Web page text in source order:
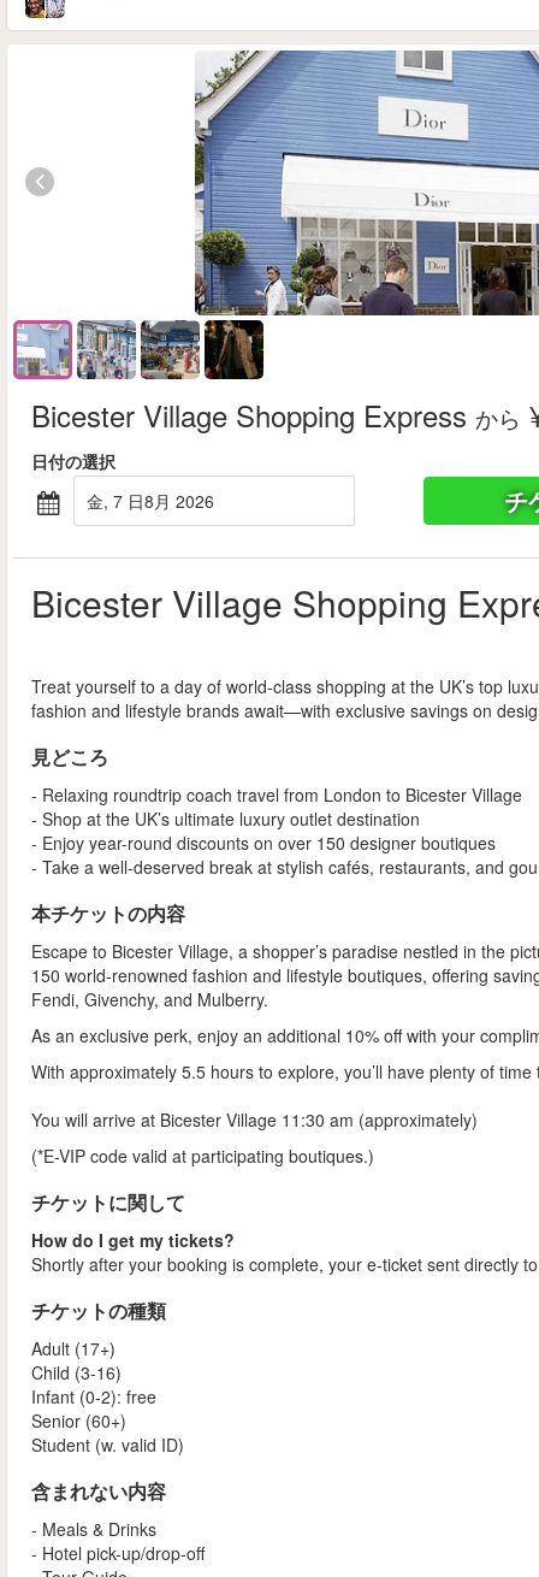
Bicester Village Shopping Express から
日付の選択
金, 7 日8月 2026
チ
Bicester Village Shopping
Treat yourself to a day of world-class shopping at the UK’s top
fashion and lifestyle brands await—with exclusive savings on
見どころ
- Relaxing roundtrip coach travel from London to Bicester Village
- Shop at the UK’s ultimate luxury outlet destination
- Enjoy year-round discounts on over 150 designer boutiques
- Take a well-deserved break at stylish cafés, restaurants, and
本チケットの内容
Escape to Bicester Village, a shopper’s paradise nestled in the
150 world-renowned fashion and lifestyle boutiques, offering
Fendi, Givenchy, and Mulberry.
As an exclusive perk, enjoy an additional 10% off with your
With approximately 5.5 hours to explore, you’ll have plenty of
You will arrive at Bicester Village 11:30 am (approximately)
(*E-VIP code valid at participating boutiques.)
チケットに関して
How do I get my tickets?
Shortly after your booking is complete, your e-ticket sent directly
チケットの種類
Adult (17+)
Child (3-16)
Infant (0-2): free
Senior (60+)
Student (w. valid ID)
含まれない内容
- Meals & Drinks
- Hotel pick-up/drop-off